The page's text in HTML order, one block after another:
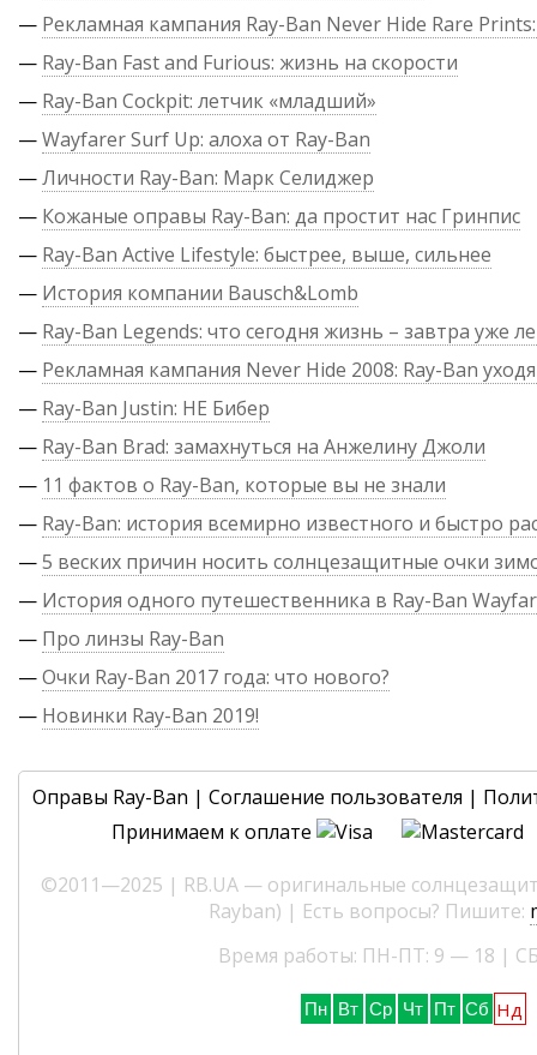
— Рекламная кампания Ray-Ban Never Hide Rare
— Ray-Ban Fast and Furious: жизнь на скорости
— Ray-Ban Cockpit: летчик «младший»
—Wayfarer Surf Up: алоха от Ray-Ban
—Личности Ray-Ban: Марк Селиджер
— Кожаные оправы Ray-Ban: да простит нас Гринпис
— Ray-Ban Active Lifestyle: быстрее, выше, сильнее
— История компании Bausch&Lomb
— Ray-Ban Legends: что сегодня жизнь – завтра уже
— Рекламная кампания Never Hide 2008: Ray-Ban
— Ray-Ban Justin: НЕ Бибер
— Ray-Ban Brad: замахнуться на Анжелину Джоли
— 11 фактов о Ray-Ban, которые вы не знали
— Ray-Ban: история всемирно известного и быстро
—5 веских причин носить солнцезащитные очки
— История одного путешественника в Ray-Ban
— Про линзы Ray-Ban
—Очки Ray-Ban 2017 года: что нового?
— Новинки Ray-Ban 2019!
Оправы Ray-Ban | Соглашение пользователя |
Принимаем к оплате
©2011—2025 | RB.UA — оригинальные
Rayban) | Есть вопросы? Пишите:
Время работы: ПН-ПТ: 9 — 18 |
Пн Вт Ср Чт Пт Сб Нд